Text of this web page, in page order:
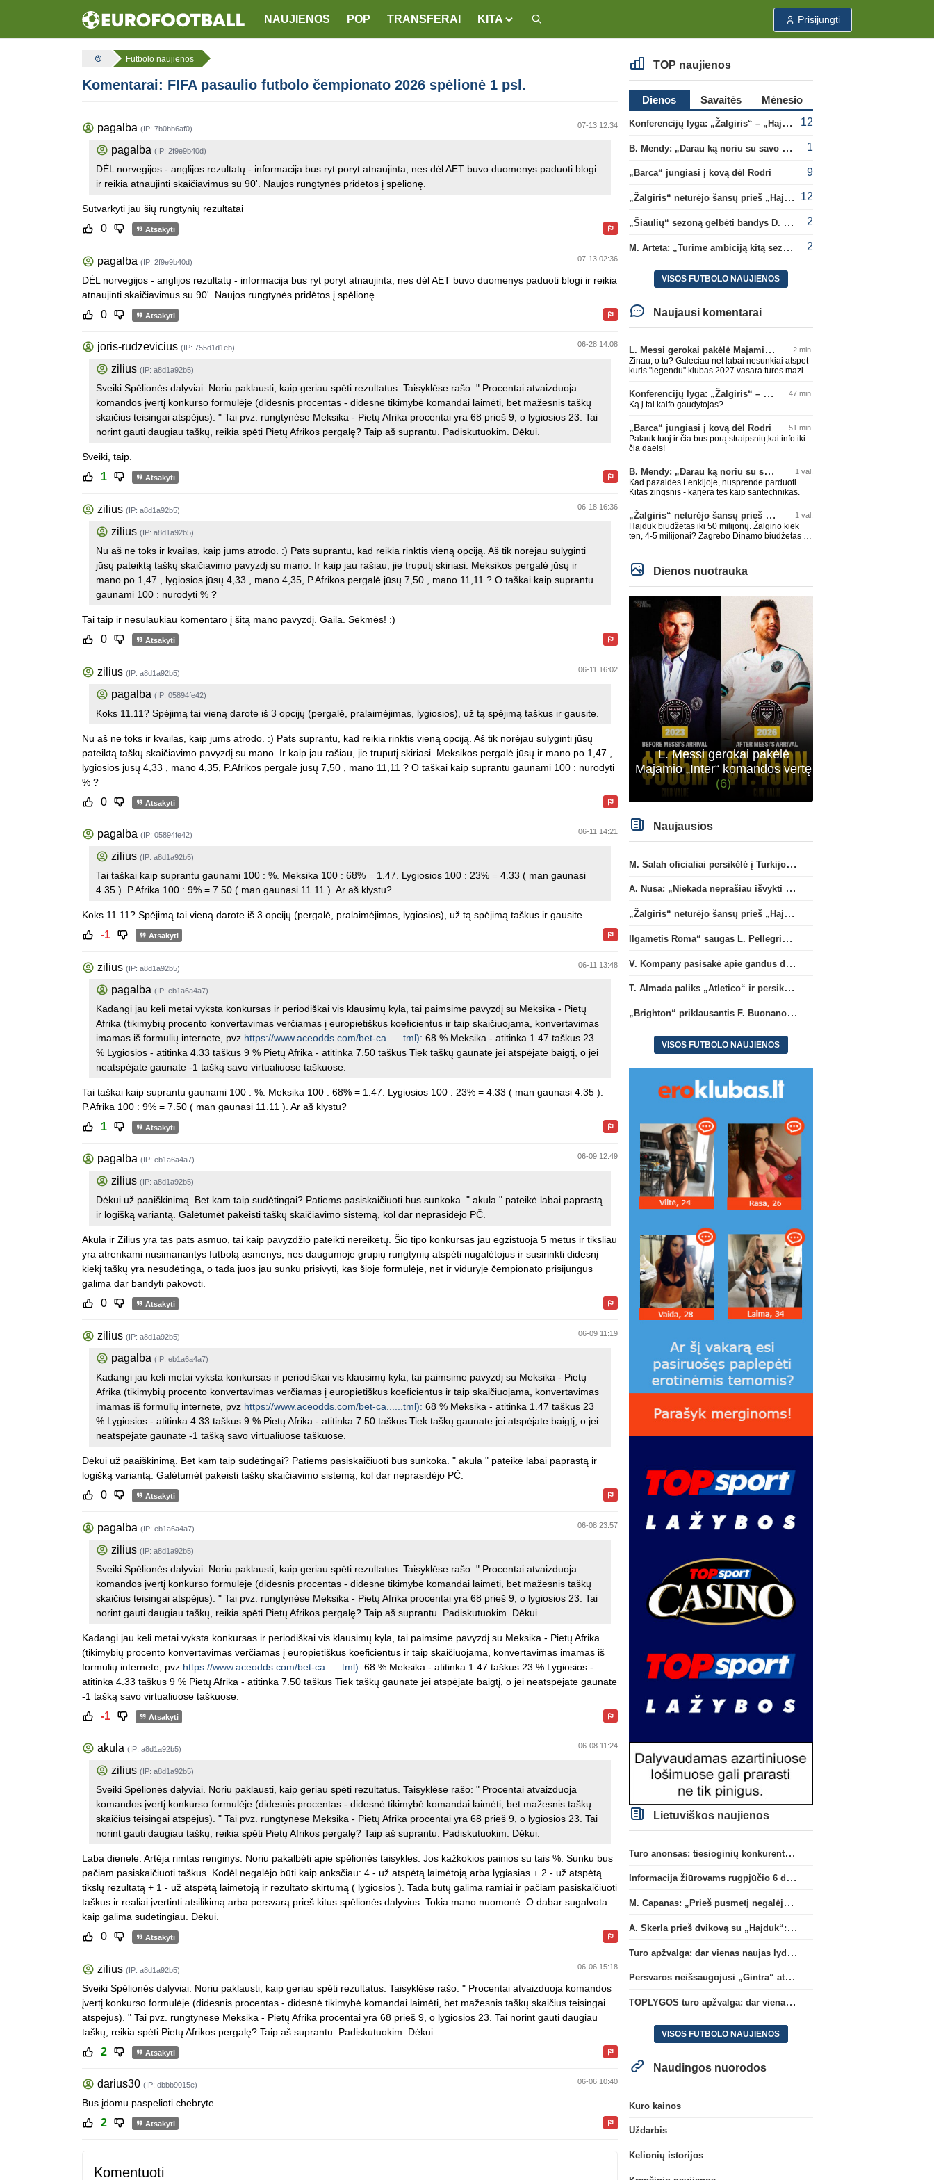
NAUJIENOS POP TRANSFERAI KITA Prisijungti
Futbolo naujienos
Komentarai: FIFA pasaulio futbolo čempionato 2026 spėlionė 1 psl.
pagalba (IP: 7b0bb6af0) 07-13 12:34
pagalba (IP: 2f9e9b40d)
DĖL norvegijos - anglijos rezultatų - informacija bus ryt poryt atnaujinta, nes dėl AET buvo duomenys paduoti blogi
ir reikia atnaujinti skaičiavimus su 90'. Naujos rungtynės pridėtos į spėlionę.
Sutvarkyti jau šių rungtynių rezultatai
0 Atsakyti
pagalba (IP: 2f9e9b40d) 07-13 02:36
DĖL norvegijos - anglijos rezultatų - informacija bus ryt poryt atnaujinta, nes dėl AET buvo duomenys paduoti blogi ir reikia
atnaujinti skaičiavimus su 90'. Naujos rungtynės pridėtos į spėlionę.
0 Atsakyti
joris-rudzevicius (IP: 755d1d1eb) 06-28 14:08
zilius (IP: a8d1a92b5)
Sveiki Spėlionės dalyviai. Noriu paklausti, kaip geriau spėti rezultatus. Taisyklėse rašo: " Procentai atvaizduoja
komandos įvertį konkurso formulėje (didesnis procentas - didesnė tikimybė komandai laimėti, bet mažesnis taškų
skaičius teisingai atspėjus). " Tai pvz. rungtynėse Meksika - Pietų Afrika procentai yra 68 prieš 9, o lygiosios 23. Tai
norint gauti daugiau taškų, reikia spėti Pietų Afrikos pergalę? Taip aš suprantu. Padiskutuokim. Dėkui.
Sveiki, taip.
1 Atsakyti
zilius (IP: a8d1a92b5) 06-18 16:36
zilius (IP: a8d1a92b5)
Nu aš ne toks ir kvailas, kaip jums atrodo. :) Pats suprantu, kad reikia rinktis vieną opciją. Aš tik norėjau sulyginti
jūsų pateiktą taškų skaičiavimo pavyzdį su mano. Ir kaip jau rašiau, jie truputį skiriasi. Meksikos pergalė jūsų ir
mano po 1,47 , lygiosios jūsų 4,33 , mano 4,35, P.Afrikos pergalė jūsų 7,50 , mano 11,11 ? O taškai kaip suprantu
gaunami 100 : nurodyti % ?
Tai taip ir nesulaukiau komentaro į šitą mano pavyzdį. Gaila. Sėkmės! :)
0 Atsakyti
zilius (IP: a8d1a92b5) 06-11 16:02
pagalba (IP: 05894fe42)
Koks 11.11? Spėjimą tai vieną darote iš 3 opcijų (pergalė, pralaimėjimas, lygiosios), už tą spėjimą taškus ir gausite.
Nu aš ne toks ir kvailas, kaip jums atrodo. :) Pats suprantu, kad reikia rinktis vieną opciją. Aš tik norėjau sulyginti jūsų
pateiktą taškų skaičiavimo pavyzdį su mano. Ir kaip jau rašiau, jie truputį skiriasi. Meksikos pergalė jūsų ir mano po 1,47 ,
lygiosios jūsų 4,33 , mano 4,35, P.Afrikos pergalė jūsų 7,50 , mano 11,11 ? O taškai kaip suprantu gaunami 100 : nurodyti
% ?
0 Atsakyti
pagalba (IP: 05894fe42) 06-11 14:21
zilius (IP: a8d1a92b5)
Tai taškai kaip suprantu gaunami 100 : %. Meksika 100 : 68% = 1.47. Lygiosios 100 : 23% = 4.33 ( man gaunasi
4.35 ). P.Afrika 100 : 9% = 7.50 ( man gaunasi 11.11 ). Ar aš klystu?
Koks 11.11? Spėjimą tai vieną darote iš 3 opcijų (pergalė, pralaimėjimas, lygiosios), už tą spėjimą taškus ir gausite.
-1 Atsakyti
zilius (IP: a8d1a92b5) 06-11 13:48
pagalba (IP: eb1a6a4a7)
Kadangi jau keli metai vyksta konkursas ir periodiškai vis klausimų kyla, tai paimsime pavyzdį su Meksika - Pietų
Afrika (tikimybių procento konvertavimas verčiamas į europietiškus koeficientus ir taip skaičiuojama, konvertavimas
imamas iš formulių internete, pvz https://www.aceodds.com/bet-ca......tml): 68 % Meksika - atitinka 1.47 taškus 23
% Lygiosios - atitinka 4.33 taškus 9 % Pietų Afrika - atitinka 7.50 taškus Tiek taškų gaunate jei atspėjate baigtį, o jei
neatspėjate gaunate -1 tašką savo virtualiuose taškuose.
Tai taškai kaip suprantu gaunami 100 : %. Meksika 100 : 68% = 1.47. Lygiosios 100 : 23% = 4.33 ( man gaunasi 4.35 ).
P.Afrika 100 : 9% = 7.50 ( man gaunasi 11.11 ). Ar aš klystu?
1 Atsakyti
pagalba (IP: eb1a6a4a7) 06-09 12:49
zilius (IP: a8d1a92b5)
Dėkui už paaiškinimą. Bet kam taip sudėtingai? Patiems pasiskaičiuoti bus sunkoka. " akula " pateikė labai paprastą
ir logišką variantą. Galėtumėt pakeisti taškų skaičiavimo sistemą, kol dar neprasidėjo PČ.
Akula ir Zilius yra tas pats asmuo, tai kaip pavyzdžio pateikti nereikėtų. Šio tipo konkursas jau egzistuoja 5 metus ir tiksliau
yra atrenkami nusimanantys futbolą asmenys, nes daugumoje grupių rungtynių atspėti nugalėtojus ir susirinkti didesnį
kiekį taškų yra nesudėtinga, o tada juos jau sunku prisivyti, kas šioje formulėje, net ir viduryje čempionato prisijungus
galima dar bandyti pakovoti.
0 Atsakyti
zilius (IP: a8d1a92b5) 06-09 11:19
pagalba (IP: eb1a6a4a7)
Kadangi jau keli metai vyksta konkursas ir periodiškai vis klausimų kyla, tai paimsime pavyzdį su Meksika - Pietų
Afrika (tikimybių procento konvertavimas verčiamas į europietiškus koeficientus ir taip skaičiuojama, konvertavimas
imamas iš formulių internete, pvz https://www.aceodds.com/bet-ca......tml): 68 % Meksika - atitinka 1.47 taškus 23
% Lygiosios - atitinka 4.33 taškus 9 % Pietų Afrika - atitinka 7.50 taškus Tiek taškų gaunate jei atspėjate baigtį, o jei
neatspėjate gaunate -1 tašką savo virtualiuose taškuose.
Dėkui už paaiškinimą. Bet kam taip sudėtingai? Patiems pasiskaičiuoti bus sunkoka. " akula " pateikė labai paprastą ir
logišką variantą. Galėtumėt pakeisti taškų skaičiavimo sistemą, kol dar neprasidėjo PČ.
0 Atsakyti
pagalba (IP: eb1a6a4a7) 06-08 23:57
zilius (IP: a8d1a92b5)
Sveiki Spėlionės dalyviai. Noriu paklausti, kaip geriau spėti rezultatus. Taisyklėse rašo: " Procentai atvaizduoja
komandos įvertį konkurso formulėje (didesnis procentas - didesnė tikimybė komandai laimėti, bet mažesnis taškų
skaičius teisingai atspėjus). " Tai pvz. rungtynėse Meksika - Pietų Afrika procentai yra 68 prieš 9, o lygiosios 23. Tai
norint gauti daugiau taškų, reikia spėti Pietų Afrikos pergalę? Taip aš suprantu. Padiskutuokim. Dėkui.
Kadangi jau keli metai vyksta konkursas ir periodiškai vis klausimų kyla, tai paimsime pavyzdį su Meksika - Pietų Afrika
(tikimybių procento konvertavimas verčiamas į europietiškus koeficientus ir taip skaičiuojama, konvertavimas imamas iš
formulių internete, pvz https://www.aceodds.com/bet-ca......tml): 68 % Meksika - atitinka 1.47 taškus 23 % Lygiosios -
atitinka 4.33 taškus 9 % Pietų Afrika - atitinka 7.50 taškus Tiek taškų gaunate jei atspėjate baigtį, o jei neatspėjate gaunate
-1 tašką savo virtualiuose taškuose.
-1 Atsakyti
akula (IP: a8d1a92b5) 06-08 11:24
zilius (IP: a8d1a92b5)
Sveiki Spėlionės dalyviai. Noriu paklausti, kaip geriau spėti rezultatus. Taisyklėse rašo: " Procentai atvaizduoja
komandos įvertį konkurso formulėje (didesnis procentas - didesnė tikimybė komandai laimėti, bet mažesnis taškų
skaičius teisingai atspėjus). " Tai pvz. rungtynėse Meksika - Pietų Afrika procentai yra 68 prieš 9, o lygiosios 23. Tai
norint gauti daugiau taškų, reikia spėti Pietų Afrikos pergalę? Taip aš suprantu. Padiskutuokim. Dėkui.
Laba dienele. Artėja rimtas renginys. Noriu pakalbėti apie spėlionės taisykles. Jos kažkokios painios su tais %. Sunku bus
pačiam pasiskaičiuoti taškus. Kodėl negalėjo būti kaip anksčiau: 4 - už atspėtą laimėtoją arba lygiasias + 2 - už atspėtą
tikslų rezultatą + 1 - už atspėtą laimėtoją ir rezultato skirtumą ( lygiosios ). Tada būtų galima ramiai ir pačiam pasiskaičiuoti
taškus ir realiai įvertinti atsilikimą arba persvarą prieš kitus spėlionės dalyvius. Tokia mano nuomonė. O dabar sugalvota
kaip galima sudėtingiau. Dėkui.
0 Atsakyti
zilius (IP: a8d1a92b5) 06-06 15:18
Sveiki Spėlionės dalyviai. Noriu paklausti, kaip geriau spėti rezultatus. Taisyklėse rašo: " Procentai atvaizduoja komandos
įvertį konkurso formulėje (didesnis procentas - didesnė tikimybė komandai laimėti, bet mažesnis taškų skaičius teisingai
atspėjus). " Tai pvz. rungtynėse Meksika - Pietų Afrika procentai yra 68 prieš 9, o lygiosios 23. Tai norint gauti daugiau
taškų, reikia spėti Pietų Afrikos pergalę? Taip aš suprantu. Padiskutuokim. Dėkui.
2 Atsakyti
darius30 (IP: dbbb9015e) 06-06 10:40
Bus įdomu paspelioti chebryte
2 Atsakyti
Komentuoti
TOP naujienos
Dienos Savaitės
Mėnesio
Konferencijų lyga: „Žalgiris“ – „Hajduk“ (rungtynės tiesiogiai)
12
B. Mendy: „Darau ką noriu su savo pasaulio čempionato titulu“ 1
„Barca“ jungiasi į kovą dėl Rodri 9
„Žalgiris“ neturėjo šansų prieš „Hajduk“ 12
„Šiaulių“ sezoną gelbėti bandys D. Lastauskas 2
M. Arteta: „Turime ambiciją kitą sezoną kovoti dėl visų titulų“ 2
VISOS FUTBOLO NAUJIENOS
Naujausi komentarai
L. Messi gerokai pakėlė Majamio „Inter“ komandos vertę 2 min.
Zinau, o tu? Galeciau net labai nesunkiai atspet
kuris "legendu" klubas 2027 vasara tures maziau
Konferencijų lyga: „Žalgiris“ – „Hajduk“ (rungtynės tiesiogiai) 47 min.
Ką į tai kaifo gaudytojas?
„Barca“ jungiasi į kovą dėl Rodri 51 min.
Palauk tuoj ir čia bus porą straipsnių,kai info iki
čia daeis!
B. Mendy: „Darau ką noriu su savo pasaulio čempionato titulu“ 1 val.
Kad pazaides Lenkijoje, nusprende parduoti.
Kitas zingsnis - karjera tes kaip santechnikas.
„Žalgiris“ neturėjo šansų prieš „Hajduk“ 1 val.
Hajduk biudžetas iki 50 milijonų. Žalgirio kiek
ten, 4-5 milijonai? Zagrebo Dinamo biudžetas iki
rimtų investuotojų, kurie suorganizuotų bent 15-
20 milijonų biudžetus, prieš tokius klubus šansų
nebuvo ir nebus. Realu tik su Sakartvelais ir
islandais ir pan. tikėtis teigiamo rezultato.
Dienos nuotrauka
L. Messi gerokai pakėlė
Majamio „Inter“ komandos vertę
(6)
Naujausios
M. Salah oficialiai persikėlė į Turkijos ekipą „Trabzonspor“
A. Nusa: „Niekada neprašiau išvykti iš „RB Leipzig“ klubo“
„Žalgiris“ neturėjo šansų prieš „Hajduk“
Ilgametis Roma“ saugas L. Pellegrini dar metams liks šiame klube
V. Kompany pasisakė apie gandus dėl M. Olise ateities „Bayern“ gretose
T. Almada paliks „Atletico“ ir persikels į legendinę Argentinos ekipą
„Brighton“ priklausantis F. Buonanotte karjerą pratęs Ispanijoje
VISOS FUTBOLO NAUJIENOS
Lietuviškos naujienos
Turo anonsas: tiesioginių konkurentų dvikova Gargžduose
Informacija žiūrovams rugpjūčio 6 d. UEFA rungtynėms
M. Capanas: „Prieš pusmetį negalėjau net įsivaizduoti, kad žaisime prieš „Hajduk“
A. Skerla prieš dvikovą su „Hajduk“: „Tai kito kalibro komanda“
Turo apžvalga: dar vienas naujas lyderis
Persvaros neišsaugojusi „Gintra“ atrankos pusfinalyje nusileido Škotijos čempionėms
TOPLYGOS turo apžvalga: dar vienas naujas lyderis
VISOS FUTBOLO NAUJIENOS
Naudingos nuorodos
Kuro kainos
Uždarbis
Kelionių istorijos